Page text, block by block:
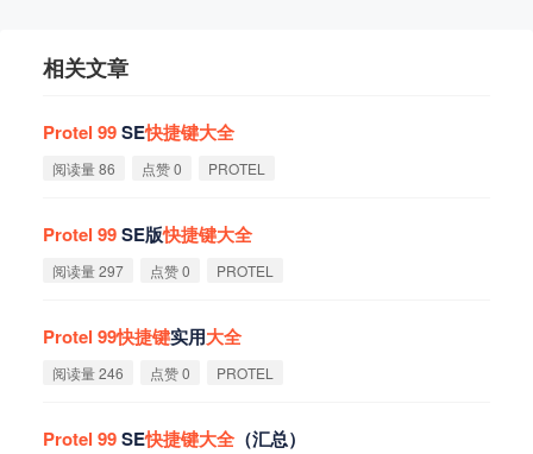
相关文章
Protel 99SE快捷键大全
阅读量 86 点赞 0 PROTEL
Protel 99SE版快捷键大全
阅读量 297 点赞 0 PROTEL
Protel 99快捷键实用大全
阅读量 246 点赞 0 PROTEL
Protel 99SE快捷键大全（汇总）